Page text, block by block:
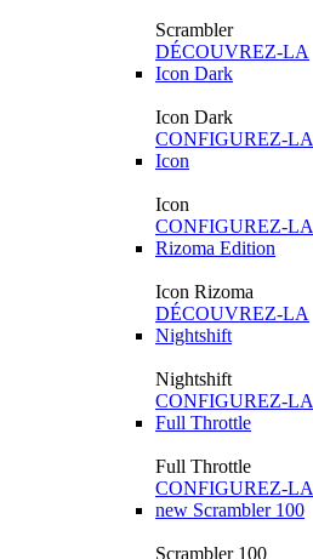
Scrambler
DÉCOUVREZ-LA
Icon Dark
Icon Dark
CONFIGUREZ-LA
Icon
Icon
CONFIGUREZ-LA
Rizoma Edition
Icon Rizoma
DÉCOUVREZ-LA
Nightshift
Nightshift
CONFIGUREZ-LA
Full Throttle
Full Throttle
CONFIGUREZ-LA
new Scrambler 100
Scrambler 100